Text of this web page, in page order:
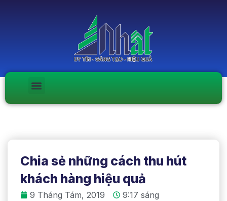
Chia sẻ những cách thu hút
khách hàng hiệu quả
9 Tháng Tám, 2019
9:17 sáng